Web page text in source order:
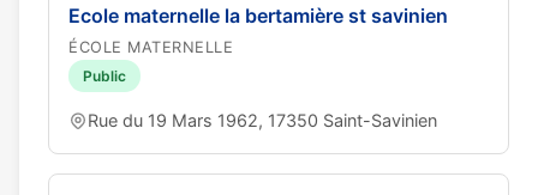
Ecole maternelle la bertamière st savinien
ÉCOLE MATERNELLE
Public
Rue du 19 Mars 1962, 17350 Saint-Savinien